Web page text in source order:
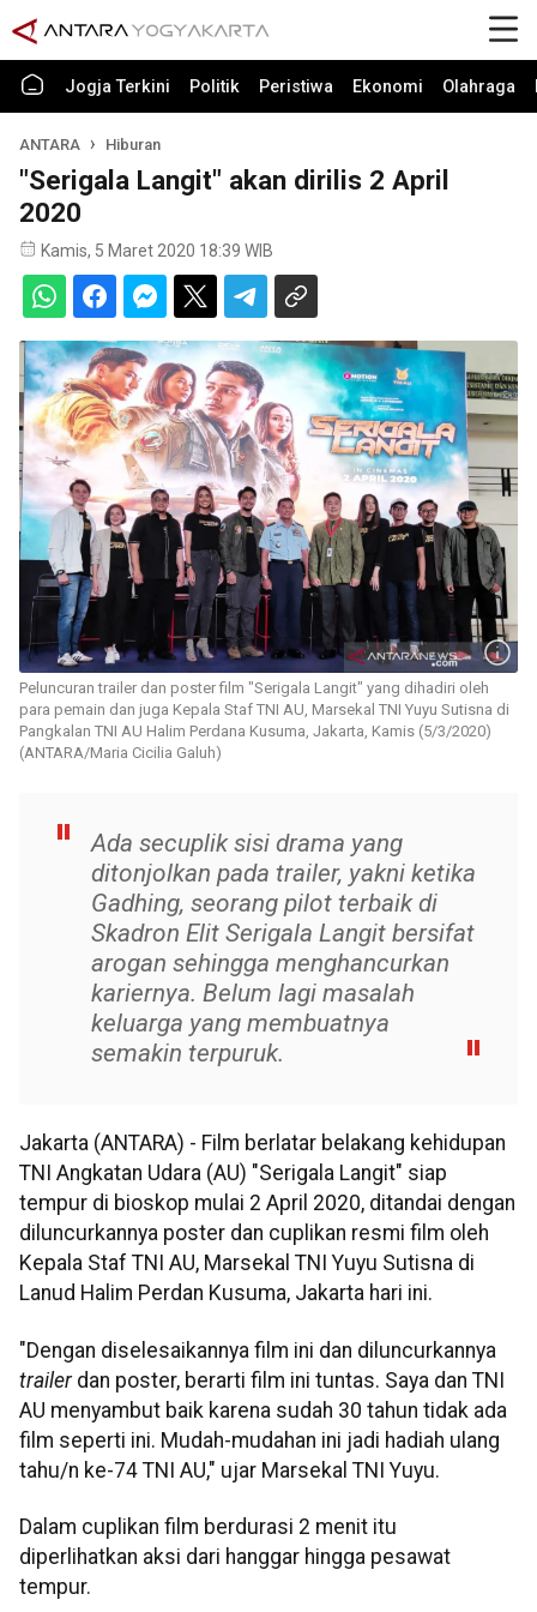
Jogja Terkini Politik Peristiwa Ekonomi Olahraga
ANTARA Hiburan
"Serigala Langit" akan dirilis 2 April
2020
Kamis, 5 Maret 2020 18:39 WIB
Peluncuran trailer dan poster film "Serigala Langit" yang dihadiri oleh
para pemain dan juga Kepala Staf TNI AU, Marsekal TNI Yuyu Sutisna di
Pangkalan TNI AU Halim Perdana Kusuma, Jakarta, Kamis (5/3/2020)
(ANTARA/Maria Cicilia Galuh)
Ada secuplik sisi drama yang
ditonjolkan pada trailer, yakni ketika
Gadhing, seorang pilot terbaik di
Skadron Elit Serigala Langit bersifat
arogan sehingga menghancurkan
kariernya. Belum lagi masalah
keluarga yang membuatnya
semakin terpuruk.
Jakarta (ANTARA) - Film berlatar belakang kehidupan
TNI Angkatan Udara (AU) "Serigala Langit" siap
tempur di bioskop mulai 2 April 2020, ditandai dengan
diluncurkannya poster dan cuplikan resmi film oleh
Kepala Staf TNI AU, Marsekal TNI Yuyu Sutisna di
Lanud Halim Perdan Kusuma, Jakarta hari ini.
"Dengan diselesaikannya film ini dan diluncurkannya
trailer dan poster, berarti film ini tuntas. Saya dan TNI
AU menyambut baik karena sudah 30 tahun tidak ada
film seperti ini. Mudah-mudahan ini jadi hadiah ulang
tahu/n ke-74 TNI AU," ujar Marsekal TNI Yuyu.
Dalam cuplikan film berdurasi 2 menit itu
diperlihatkan aksi dari hanggar hingga pesawat
tempur.